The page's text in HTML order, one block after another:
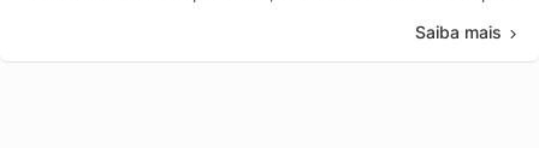
Saiba mais